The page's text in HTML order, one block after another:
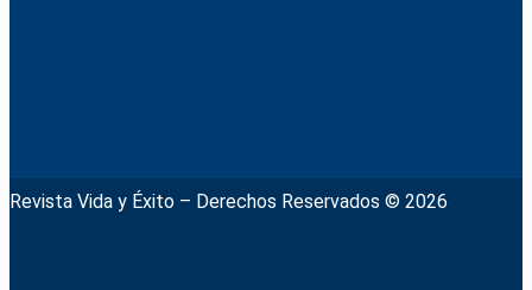
Revista Vida y Éxito – Derechos Reservados © 2026